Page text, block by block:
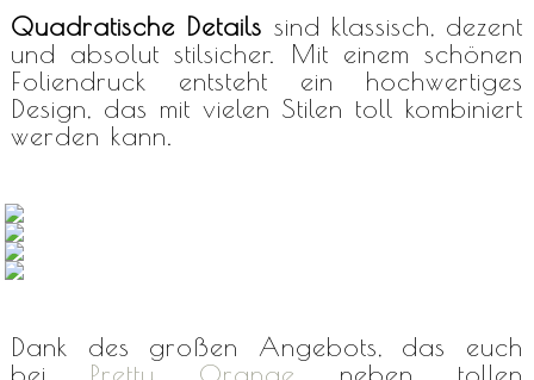
Quadratische Details sind klassisch, dezent
und absolut stilsicher. Mit einem schönen
Foliendruck entsteht ein hochwertiges
Design, das mit vielen Stilen toll kombiniert
werden kann.
Dank des großen Angebots, das euch